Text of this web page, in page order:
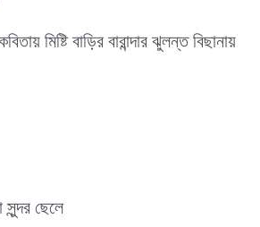
মিষ্টি বাড়ির বারান্দার ঝুলন্ত বিছানায়
ছেলে